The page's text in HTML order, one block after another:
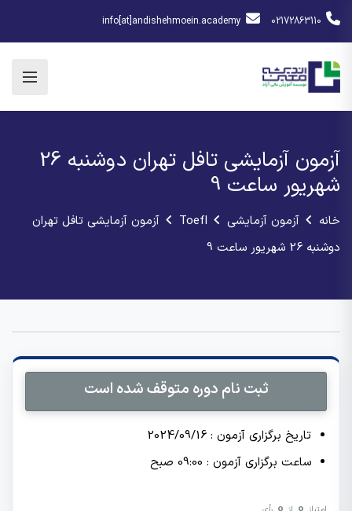
02172863110
info[at]andishehmoein.academy
آزمون آزمایشی تافل تهران دوشنبه 26
شهریور ساعت 9
خانه آزمون آزمایشی Toefl
آزمون آزمایشی تافل تهران
دوشنبه 26 شهریور ساعت 9
ثبت نام دوره متوقف شده است
تاریخ برگزاری آزمون : 2024/09/16
ساعت برگزاری آزمون : 09:00 صبح